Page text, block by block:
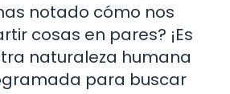
notado cómo nos
cosas en pares? ¡Es
naturaleza humana
para buscar